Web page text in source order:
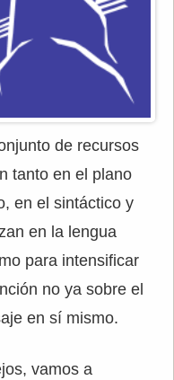
de recursos
tanto en el plano
en el sintáctico y
en la lengua
para intensificar
no ya sobre el
en sí mismo.
vamos a